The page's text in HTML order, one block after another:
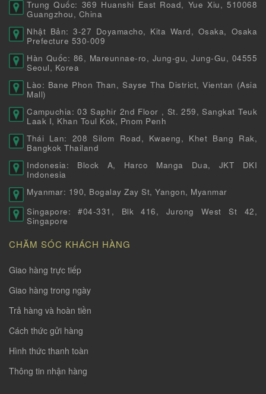
Trung Quốc: 369 Huanshi East Road, Yue Xiu, 510068
Guangzhou, China
Nhật Bản: 3-27 Doyamacho, Kita Ward, Osaka, Osaka
Prefecture 530-009
Hàn Quốc: 86, Mareunnae-ro, Jung-gu, Jung-Gu, 04555
Seoul, Korea
Lào: Bane Phon Than, Sayse Tha District, Vientan (Asia
Mall)
Campuchia: 03 Saphir 2nd Floor , St. 259, Sangkat Teuk
Laak I, Khan Toul Kok, Pnom Penh
Thái Lan: 208 Silom Road, Kwaeng, Khet Bang Rak,
Bangkok Thailand
Indonesia: Block A, Harco Manga Dua, JKT DKI
Indonesia
Myanmar: 190, Bogalay Zay St, Yangon, Myanmar
Singapore: #04-331, Blk 416, Jurong West St 42,
Singapore
CHĂM SÓC KHÁCH HÀNG
Giao hàng trực tiếp
Giao hàng trong ngày
Trả hàng và hoàn tiền
Cách thức gửi hàng
Hình thức thanh toàn
Thông tin nhận hàng